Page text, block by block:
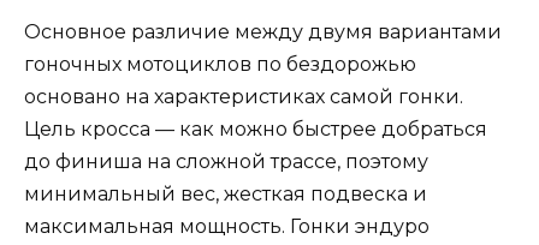
Основное различие между двумя вариантами
гоночных мотоциклов по бездорожью
основано на характеристиках самой гонки.
Цель кросса — как можно быстрее добраться
до финиша на сложной трассе, поэтому
минимальный вес, жесткая подвеска и
максимальная мощность. Гонки эндуро